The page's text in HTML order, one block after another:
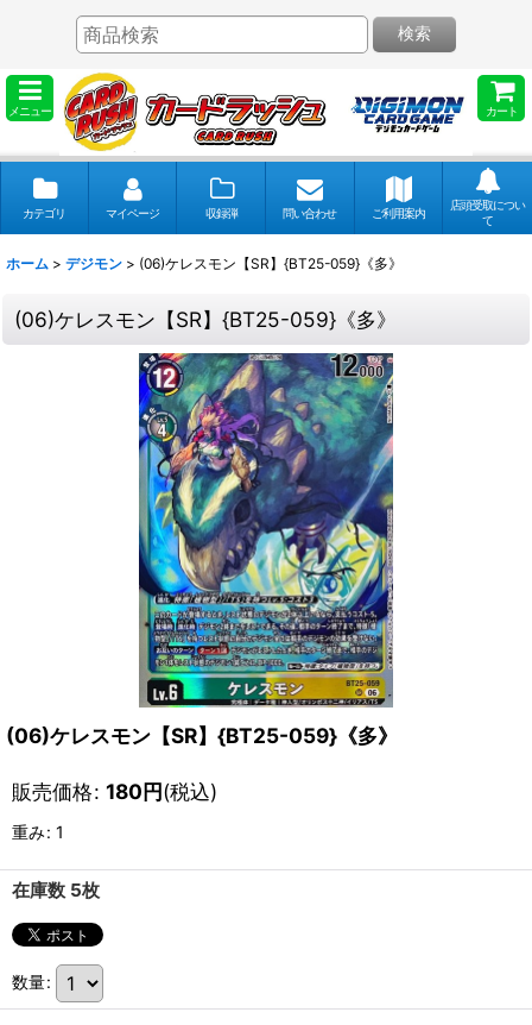
メニュー カート
検索
カテゴリ マイページ 収録弾 問い合わせ ご利用案内
店頭受取につい
て
ホーム > デジモン > (06)ケレスモン【SR】{BT25-059}《多》
(06)ケレスモン【SR】{BT25-059}《多》
(06)ケレスモン【SR】{BT25-059}《多》
販売価格: 180円(税込)
重み: 1
在庫数 5枚
数量: